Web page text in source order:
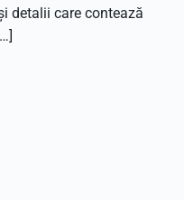
detalii care contează